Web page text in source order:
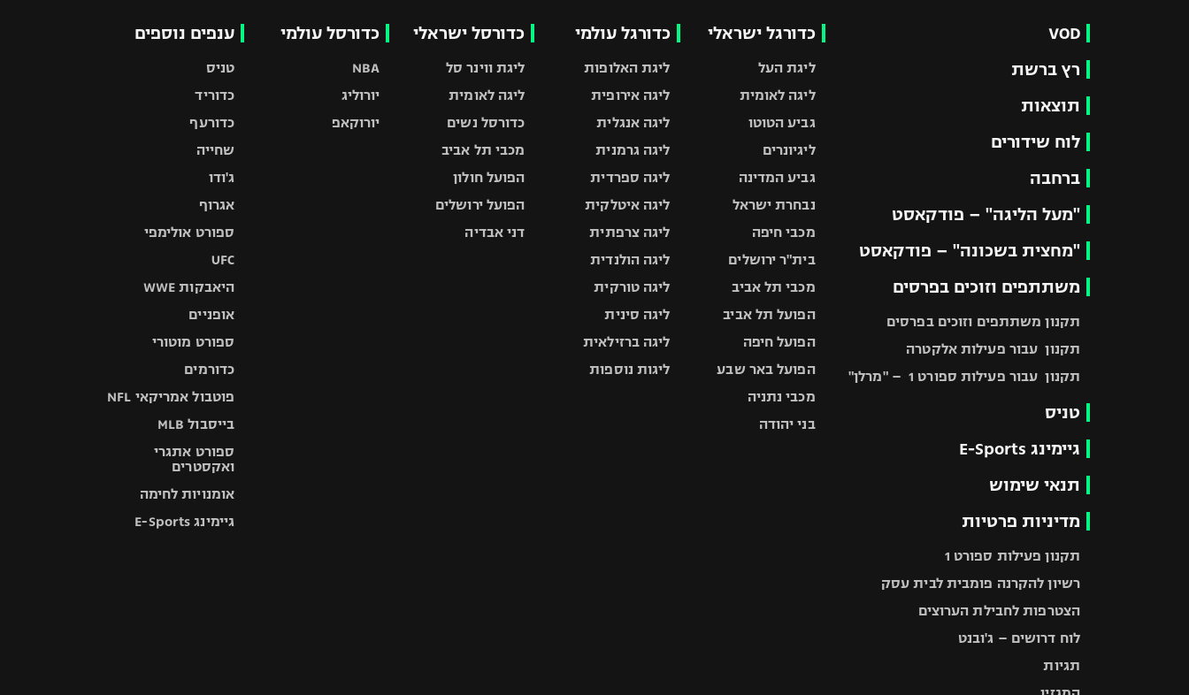
VOD
רץ ברשת
תוצאות
לוח שידורים
ברחבה
"מעל הליגה" – פודקאסט
"מחצית בשכונה" – פודקאסט
משתתפים וזוכים בפרסים
תקנון משתתפים וזוכים בפרסים
תקנון עבור פעילות אלקטרה
תקנון עבור פעילות ספורט 1 – "מרלן"
טניס
גיימינג E-Sports
תנאי שימוש
מדיניות פרטיות
תקנון פעילות ספורט 1
רשיון להקרנה פומבית לבית עסק
הצטרפות לחבילת הערוצים
לוח דרושים – ג'ובנט
תגיות
כדורגל ישראלי
ליגת העל
ליגה לאומית
גביע הטוטו
ליגיונרים
גביע המדינה
נבחרת ישראל
מכבי חיפה
בית"ר ירושלים
מכבי תל אביב
הפועל תל אביב
הפועל חיפה
הפועל באר שבע
מכבי נתניה
בני יהודה
כדורגל עולמי
ליגת האלופות
ליגה אירופית
ליגה אנגלית
ליגה גרמנית
ליגה ספרדית
ליגה איטלקית
ליגה צרפתית
ליגה הולנדית
ליגה טורקית
ליגה סינית
ליגה ברזילאית
ליגות נוספות
כדורסל ישראלי
ליגת ווינר סל
ליגה לאומית
כדורסל נשים
מכבי תל אביב
הפועל חולון
הפועל ירושלים
דני אבדיה
כדורסל עולמי
NBA
יורוליג
יורוקאפ
ענפים נוספים
טניס
כדוריד
כדורעף
שחייה
ג'ודו
אגרוף
ספורט אולימפי
UFC
היאבקות WWE
אופניים
ספורט מוטורי
כדורמים
פוטבול אמריקאי NFL
בייסבול MLB
ספורט אתגרי
ואקסטרים
אומנויות לחימה
גיימינג E-Sports